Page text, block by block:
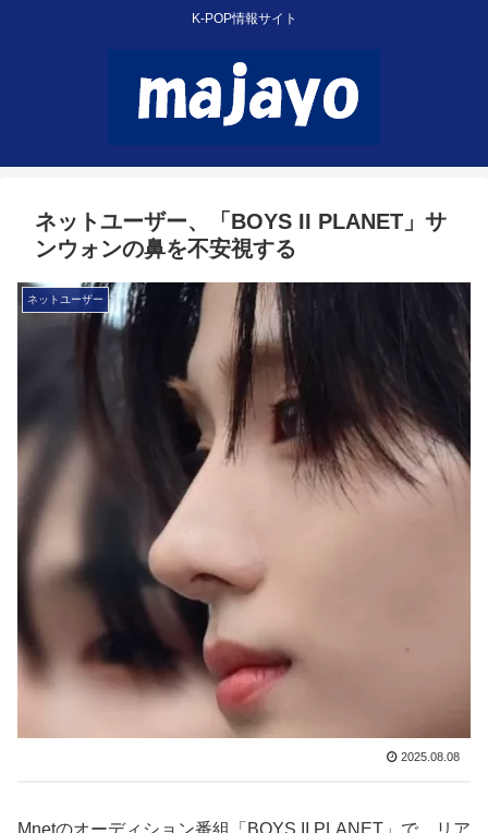
K-POP情報サイト
ネットユーザー、「BOYS II PLANET」サ
ンウォンの鼻を不安視する
ネットユーザー
2025.08.08
Mnetのオーディション番組「BOYS II PLANET」で、リア